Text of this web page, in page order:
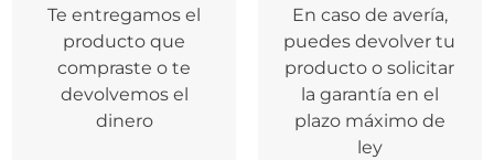
Te entregamos el
producto que
compraste o te
devolvemos el
dinero
En caso de avería,
puedes devolver tu
producto o solicitar
la garantía en el
plazo máximo de
ley